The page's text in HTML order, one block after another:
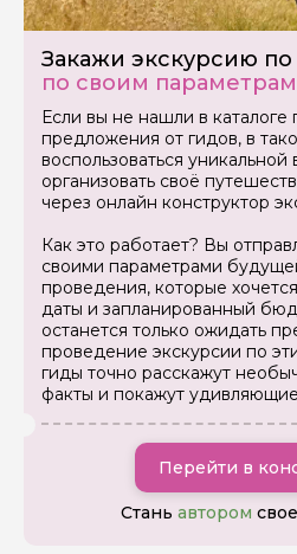
Закажи экскурсию
по своим
Если вы не нашли в
предложения от гидов, в
воспользоваться
организовать своё
через онлайн конструктор
Как это работает? Вы
своими параметрами
проведения, которые
даты и запланированный
останется только ожидать
проведение экскурсии по
гиды точно расскажут
факты и покажут
Перейти в
Стань автором
Как вас зовут
Ваша электронная почта
Ваш номер телефона
Вопросы и комментарии
Если у вас есть интересующие
задать